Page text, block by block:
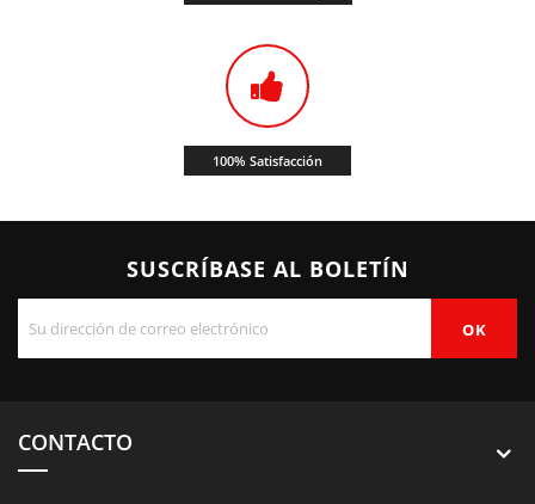
100% Satisfacción
SUSCRÍBASE AL BOLETÍN
CONTACTO